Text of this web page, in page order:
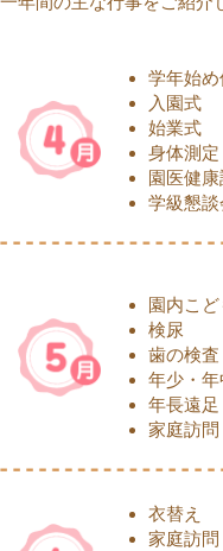
学年始め
入園式
始業式
身体測定
園医健
学級懇談
園内こど
検尿
歯の検査
年少・年
年長遠足
家庭訪問
衣替え
家庭訪問